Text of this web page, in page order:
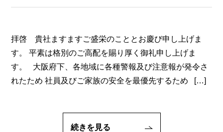
拝啓 貴社ますますご盛栄のこととお慶び申し上げま
す。 平素は格別のご高配を賜り厚く御礼申し上げま
す。 大阪府下、各地域に各種警報及び注意報が発令さ
れたため 社員及びご家族の安全を最優先するため […]
続きを見る